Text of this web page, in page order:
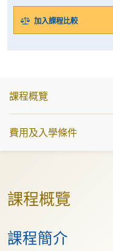
加入課程比較
課程概覽
費用及入學條件
課程概覽
課程簡介